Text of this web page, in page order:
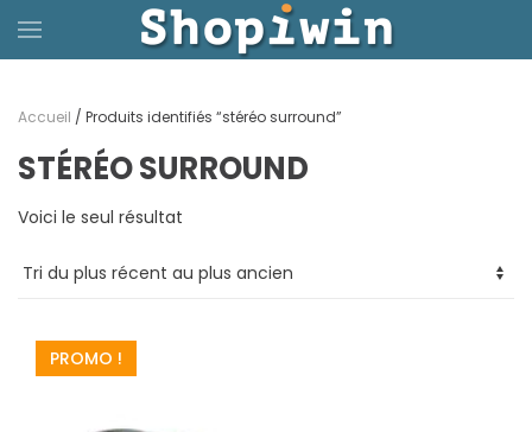
au
principal
Accueil / Produits identifiés “stéréo surround”
STÉRÉO SURROUND
Voici le seul résultat
PROMO !